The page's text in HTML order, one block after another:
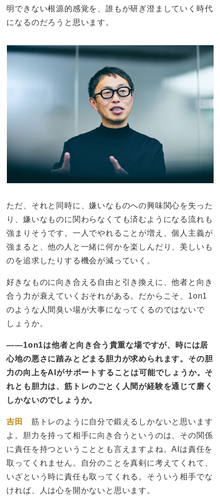
明できない根源的感覚を、誰もが研ぎ澄ましていく時代
になるのだろうと思います。
ただ、それと同時に、嫌いなものへの興味関心を失った
り、嫌いなものに関わらなくても済むようになる流れも
強まりそうです。一人でやれることが増え、個人主義が
強まると、他の人と一緒に何かを楽しんだり、美しいも
のを追求したりする機会が減っていく。
好きなものに向き合える自由と引き換えに、他者と向き
合う力が衰えていくおそれがある。だからこそ、1on1
のような人間臭い場が大事になってくるのではないで
しょうか。
——1on1は他者と向き合う貴重な場ですが、時には居
心地の悪さに踏みとどまる胆力が求められます。その胆
力の向上をAIがサポートすることは可能でしょうか。そ
れとも胆力は、筋トレのごとく人間が経験を通じて磨く
しかないのでしょうか。
吉田
筋トレのように自分で鍛えるしかないと思います
よ。胆力を持って相手に向き合うというのは、その関係
に責任を持つということとも言えますよね。AIは責任を
取ってくれません。自分のことを真剣に考えてくれて、
いざという時に責任も取ってくれる。そういう相手でな
ければ、人は心を開かないと思います。